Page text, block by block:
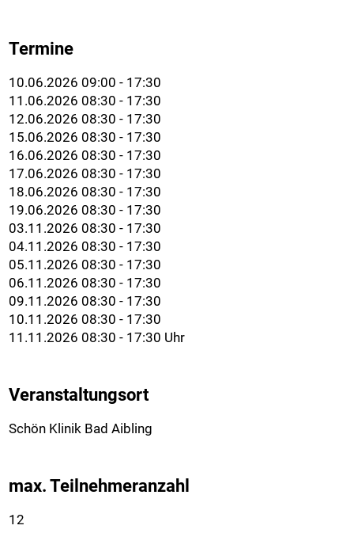
Termine
10.06.2026 09:00 - 17:30
11.06.2026 08:30 - 17:30
12.06.2026 08:30 - 17:30
15.06.2026 08:30 - 17:30
16.06.2026 08:30 - 17:30
17.06.2026 08:30 - 17:30
18.06.2026 08:30 - 17:30
19.06.2026 08:30 - 17:30
03.11.2026 08:30 - 17:30
04.11.2026 08:30 - 17:30
05.11.2026 08:30 - 17:30
06.11.2026 08:30 - 17:30
09.11.2026 08:30 - 17:30
10.11.2026 08:30 - 17:30
11.11.2026 08:30 - 17:30 Uhr
Veranstaltungsort
Schön Klinik Bad Aibling
max. Teilnehmeranzahl
12